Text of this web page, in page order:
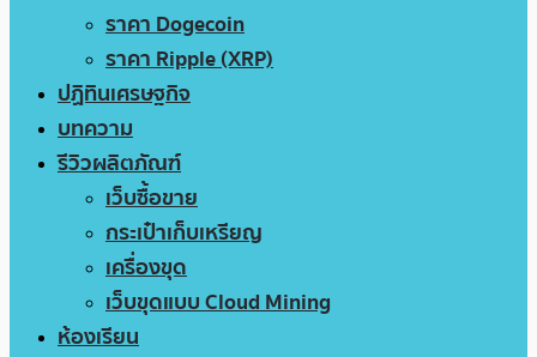
ราคา Dogecoin
ราคา Ripple (XRP)
ปฏิทินเศรษฐกิจ
บทความ
รีวิวผลิตภัณฑ์
เว็บซื้อขาย
กระเป๋าเก็บเหรียญ
เครื่องขุด
เว็บขุดแบบ Cloud Mining
ห้องเรียน